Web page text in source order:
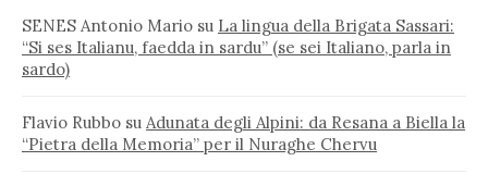
SENES Antonio Mario su La lingua della Brigata Sassari:
“Si ses Italianu, faedda in sardu” (se sei Italiano, parla in
sardo)
Flavio Rubbo su Adunata degli Alpini: da Resana a Biella la
“Pietra della Memoria” per il Nuraghe Chervu